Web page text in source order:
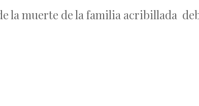
la muerte de la familia acribillada